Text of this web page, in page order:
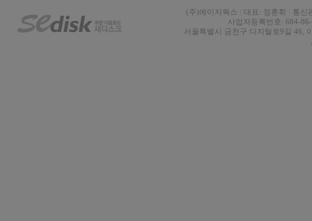
(주)에이지웍스 대표: 정훈휘
통신
사업자등록번호: 684-
서울특별시 금천구 디지털로9길 46,